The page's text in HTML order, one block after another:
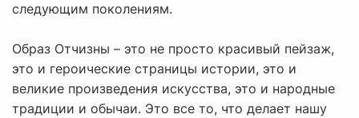
следующим поколениям.
Образ Отчизны – это не просто красивый пейзаж,
это и героические страницы истории, это и
великие произведения искусства, это и народные
традиции и обычаи. Это все то, что делает нашу